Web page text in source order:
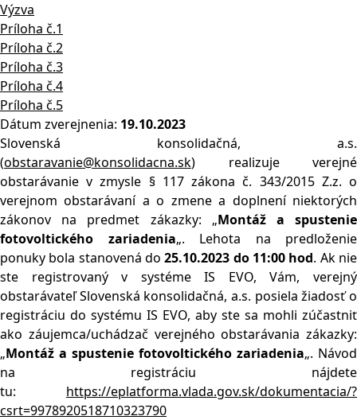
Výzva
Príloha č.1
Príloha č.2
Príloha č.3
Príloha č.4
Príloha č.5
Dátum zverejnenia: 19.10.2023
Slovenská konsolidačná, a.s.
(obstaravanie@konsolidacna.sk) realizuje verejné
obstarávanie v zmysle § 117 zákona č. 343/2015 Z.z. o
verejnom obstarávaní a o zmene a doplnení niektorých
zákonov na predmet zákazky: „Montáž a spustenie
fotovoltického zariadenia„. Lehota na predloženie
ponuky bola stanovená do25.10.2023 do 11:00 hod. Ak nie
ste registrovaný v systéme IS EVO, Vám, verejný
obstarávateľ Slovenská konsolidačná, a.s. posiela žiadosť o
registráciu do systému IS EVO, aby ste sa mohli zúčastniť
ako záujemca/uchádzač verejného obstarávania zákazky:
„Montáž a spustenie fotovoltického zariadenia„. Návod
na registráciu nájdete
tu: https://eplatforma.vlada.gov.sk/dokumentacia/?
csrt=9978920518710323790